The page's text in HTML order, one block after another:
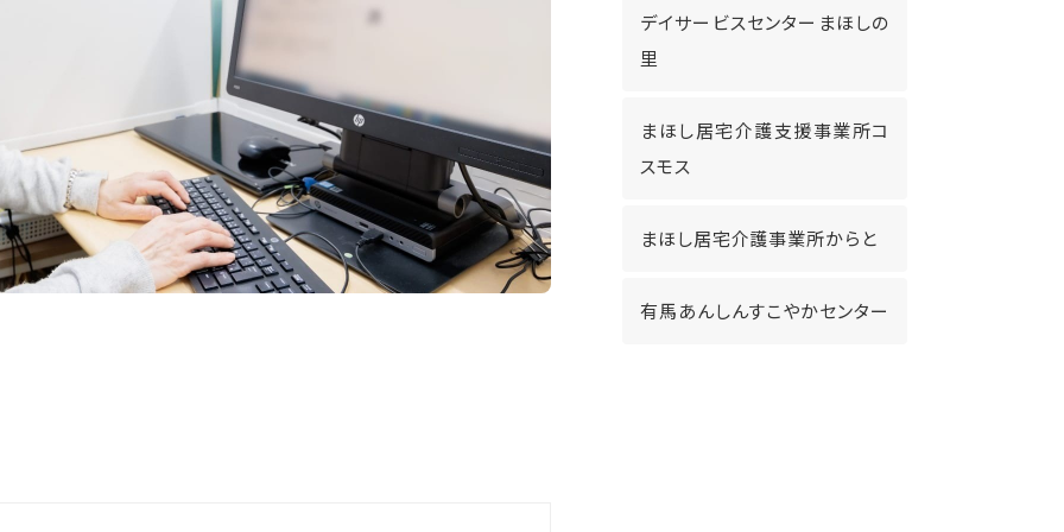
デイサービスセンターまほしの
里
まほし居宅介護支援事業所コ
スモス
まほし居宅介護事業所からと
有馬あんしんすこやかセンター